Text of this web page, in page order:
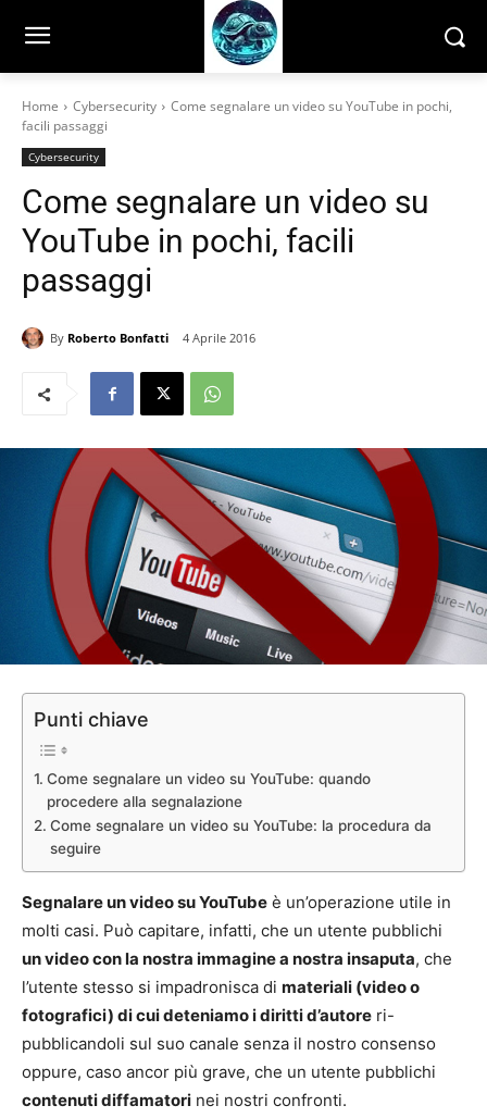
Home Cybersecurity
Come segnalare un video su YouTube in pochi,
facili passaggi
Cybersecurity
Come segnalare un video su
YouTube in pochi, facili
passaggi
By Roberto Bonfatti 4 Aprile 2016
Punti chiave
Come segnalare un video su YouTube: quando
procedere alla segnalazione
Come segnalare un video su YouTube: la procedura da
seguire
Segnalare un video su YouTube è un’operazione utile in
molti casi. Può capitare, infatti, che un utente pubblichi
un video con la nostra immagine a nostra insaputa, che
l’utente stesso si impadronisca di materiali (video o
fotografici) di cui deteniamo i diritti d’autore ri-
pubblicandoli sul suo canale senza il nostro consenso
oppure, caso ancor più grave, che un utente pubblichi
contenuti diffamatori nei nostri confronti.